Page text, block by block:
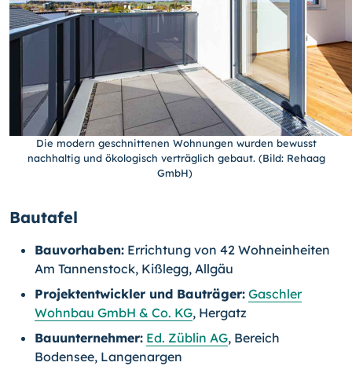
Die modern geschnittenen Wohnungen wurden bewusst
nachhaltig und ökologisch verträglich gebaut. (Bild: Rehaag
GmbH)
Bautafel
Bauvorhaben: Errichtung von 42 Wohneinheiten
Am Tannenstock, Kißlegg, Allgäu
Projektentwickler und Bauträger: Gaschler
Wohnbau GmbH & Co. KG, Hergatz
Bauunternehmer: Ed. Züblin AG, Bereich
Bodensee, Langenargen